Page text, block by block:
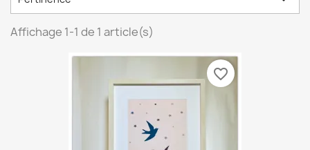
Affichage 1-1 de 1 article(s)
favorite_border